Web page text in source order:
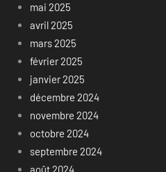
mai 2025
avril 2025
mars 2025
février 2025
janvier 2025
décembre 2024
novembre 2024
octobre 2024
septembre 2024
août 2024